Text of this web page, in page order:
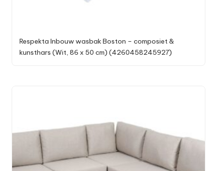
Respekta Inbouw wasbak Boston – composiet &
kunsthars (Wit, 86 x 50 cm) (4260458245927)